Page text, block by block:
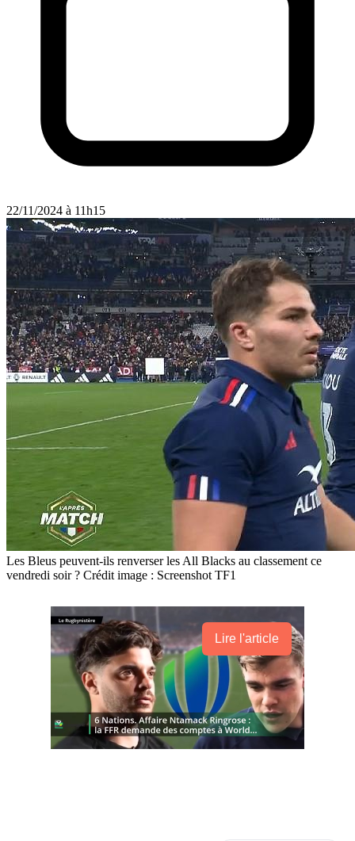
22/11/2024 à 11h15
Les Bleus peuvent-ils renverser les All Blacks au classement ce
vendredi soir ? Crédit image : Screenshot TF1
Lire l'article